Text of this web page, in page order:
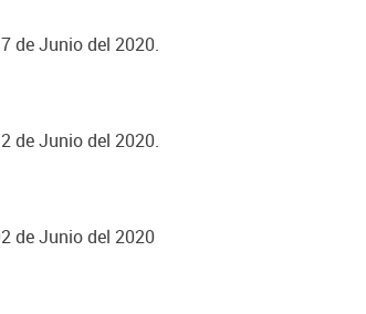
de Junio del 2020.
de Junio del 2020.
de Junio del 2020